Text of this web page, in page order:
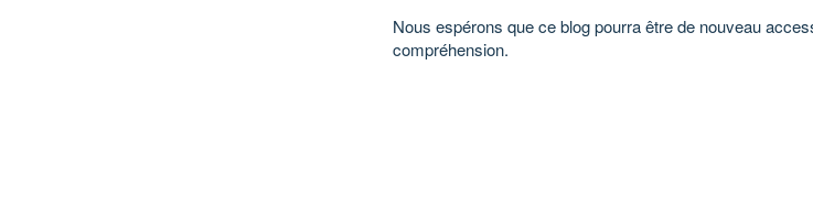
Nous espérons que ce blog pourra être de nouveau
compréhension.